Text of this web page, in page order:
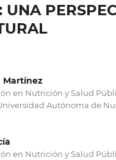
UNA
Martínez
en Nutrición y Salud
Autónoma de
en Nutrición y Salud